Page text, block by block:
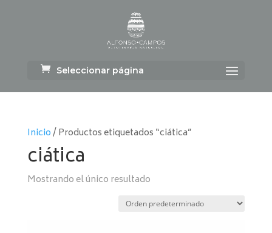
Seleccionar página
Inicio/ Productos etiquetados “ciática”
ciática
Mostrando el único resultado